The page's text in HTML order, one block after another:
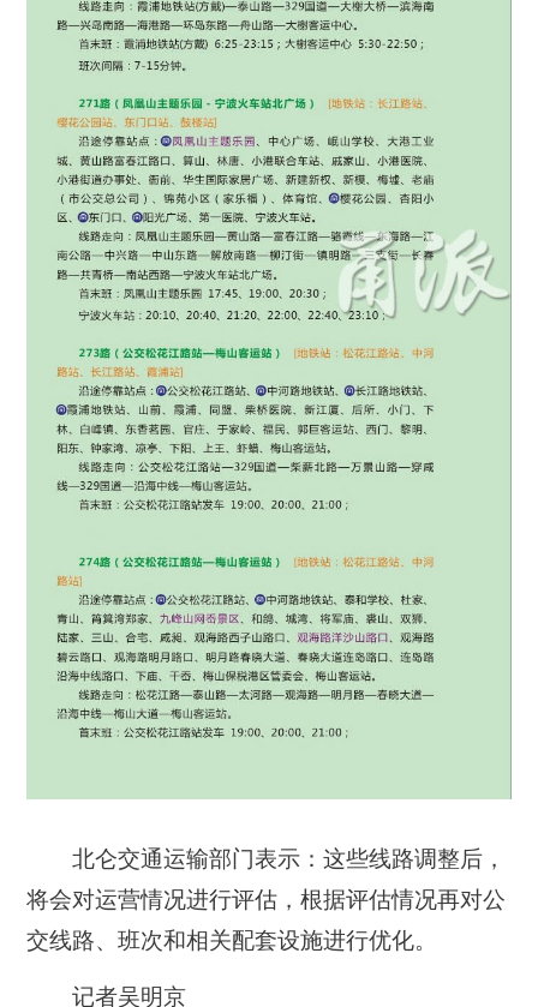
北仑交通运输部门表示：这些线路调整后，
将会对运营情况进行评估，根据评估情况再对公
交线路、班次和相关配套设施进行优化。
记者吴明京